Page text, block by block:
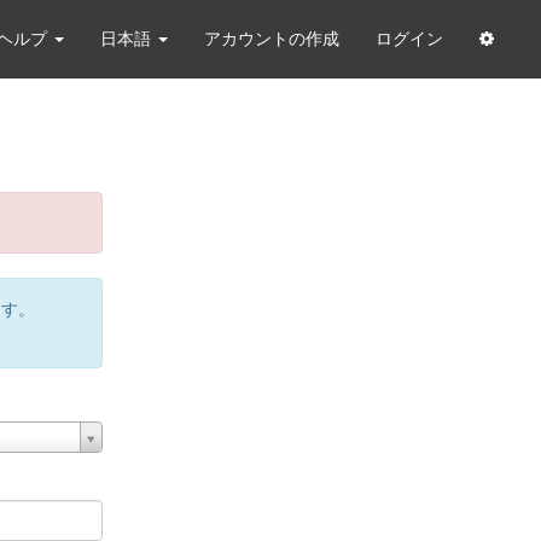
ルプ 日本語 アカウントの作成 ログイン
。